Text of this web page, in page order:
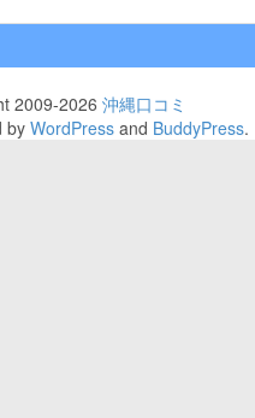
2009-2026 沖縄口コミ
by WordPressand BuddyPress.